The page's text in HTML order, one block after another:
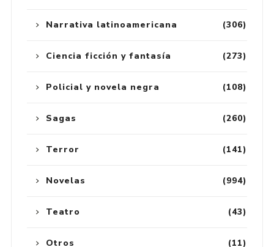
(306)
Narrativa latinoamericana
(273)
Ciencia ficción y fantasía
(108)
Policial y novela negra
(260)
Sagas
(141)
Terror
(994)
Novelas
(43)
Teatro
(11)
Otros